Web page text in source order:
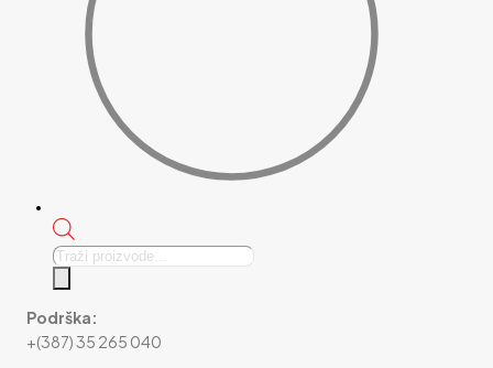
Products
Podrška:
+(387) 35 265 040